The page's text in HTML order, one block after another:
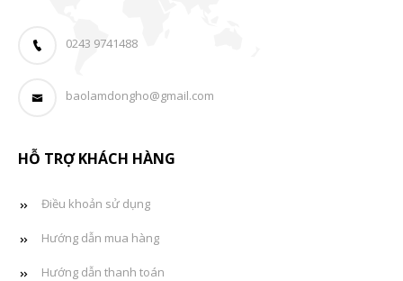
0243 9741488
baolamdongho@gmail.com
HỖ TRỢ KHÁCH HÀNG
Điều khoản sử dụng
Hướng dẫn mua hàng
Hướng dẫn thanh toán